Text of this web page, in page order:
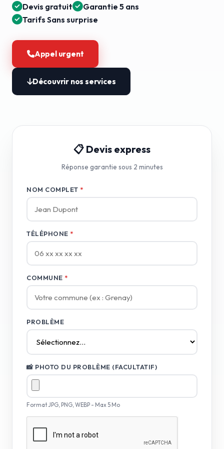
Devis gratuit
Garantie 5 ans
Tarifs Sans surprise
Appel urgent
Découvrir nos services
📋 Devis express
Réponse garantie sous 2 minutes
NOM COMPLET *
TÉLÉPHONE *
COMMUNE *
PROBLÈME
📸 PHOTO DU PROBLÈME (FACULTATIF)
Format JPG, PNG, WEBP - Max 5 Mo